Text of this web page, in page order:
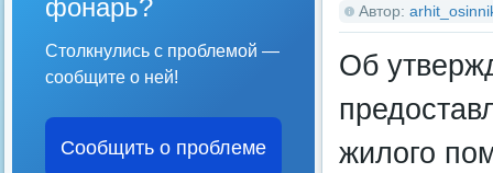
Автор:
Об
жилого
фонарь?
Столкнулись с проблемой —
сообщите о ней!
Сообщить о проблеме